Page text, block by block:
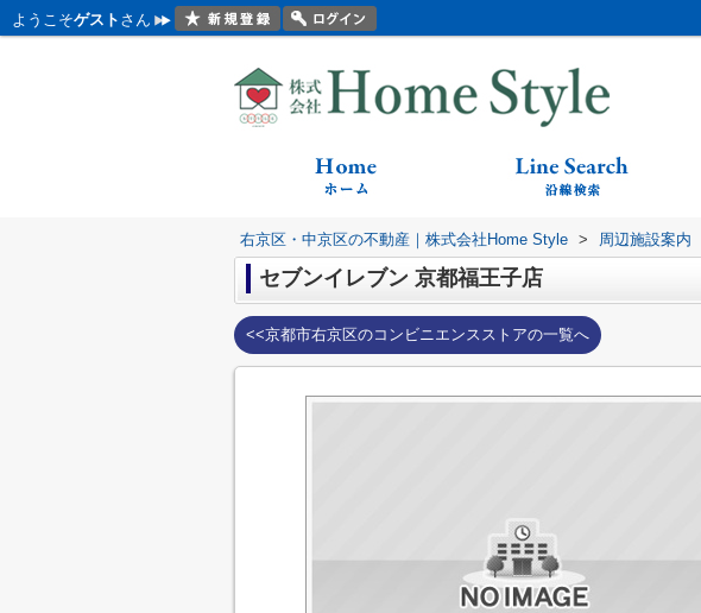
ようこそゲスト さん
右京区・中京区の不動産｜株式会社Home Style > 周辺施設案内
セブンイレブン 京都福王子店
<<京都市右京区のコンビニエンスストアの一覧へ